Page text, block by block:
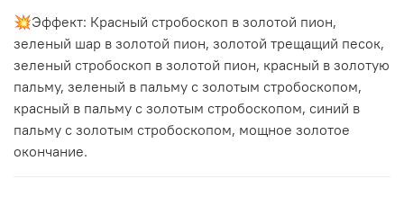
💥Эффект: Красный стробоскоп в золотой пион,
зеленый шар в золотой пион, золотой трещащий песок,
зеленый стробоскоп в золотой пион, красный в золотую
пальму, зеленый в пальму с золотым стробоскопом,
красный в пальму с золотым стробоскопом, синий в
пальму с золотым стробоскопом, мощное золотое
окончание.